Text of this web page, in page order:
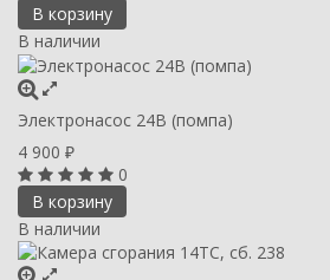
В корзину
В наличии
Электронасос 24В (помпа)
4 900 ₽
0
В корзину
В наличии